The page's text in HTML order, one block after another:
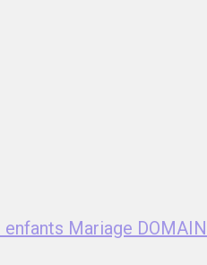
Mariage